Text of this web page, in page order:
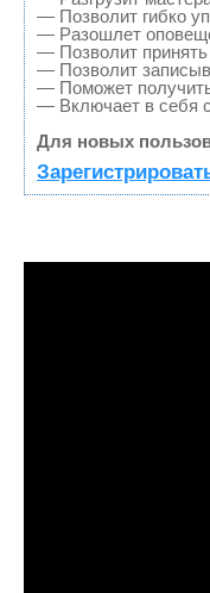
— Позволит гибко
— Разошлет
— Позволит принять
— Позволит
— Поможет
— Включает в себя
Для новых